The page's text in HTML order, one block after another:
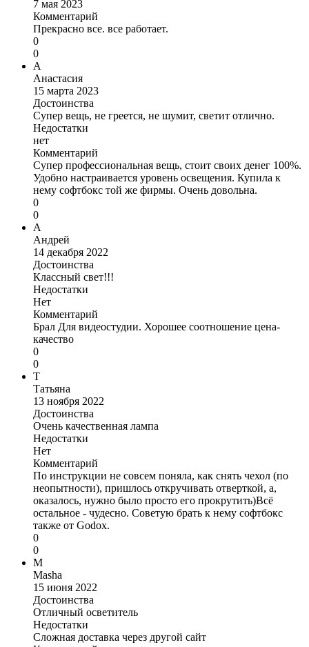
7 мая 2023
Комментарий
Прекрасно все. все работает.
0
0
А
Анастасия
15 марта 2023
Достоинства
Супер вещь, не греется, не шумит, светит отлично.
Недостатки
нет
Комментарий
Супер профессиональная вещь, стоит своих денег 100%.
Удобно настраивается уровень освещения. Купила к
нему софтбокс той же фирмы. Очень довольна.
0
0
А
Андрей
14 декабря 2022
Достоинства
Классный свет!!!
Недостатки
Нет
Комментарий
Брал Для видеостудии. Хорошее соотношение цена-
качество
0
0
Т
Татьяна
13 ноября 2022
Достоинства
Очень качественная лампа
Недостатки
Нет
Комментарий
По инструкции не совсем поняла, как снять чехол (по
неопытности), пришлось откручивать отверткой, а,
оказалось, нужно было просто его прокрутить)Всё
остальное - чудесно. Советую брать к нему софтбокс
также от Godox.
0
0
M
Masha
15 июня 2022
Достоинства
Отличный осветитель
Недостатки
Сложная доставка через другой сайт